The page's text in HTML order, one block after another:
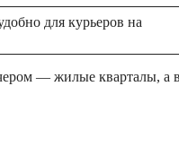
для курьеров на
— жилые кварталы, а